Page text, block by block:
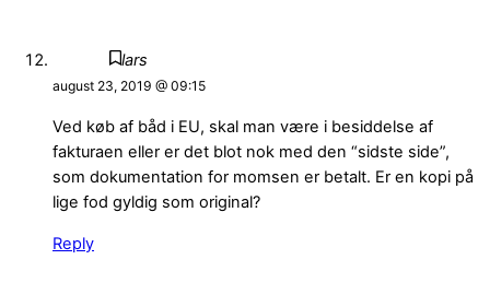
lars
august 23, 2019 @ 09:15
Ved køb af båd i EU, skal man være i besiddelse af
fakturaen eller er det blot nok med den “sidste side”,
som dokumentation for momsen er betalt. Er en kopi på
lige fod gyldig som original?
Reply